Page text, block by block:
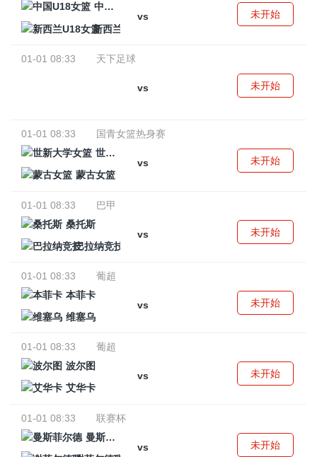
中国U18女篮
vs
新西兰U18女篮
未开始
01-01 08:33 天下足球
vs 未开始
01-01 08:33
国青女篮热身赛
世新大学女篮
vs
蒙古女篮
未开始
01-01 08:33
巴甲
桑托斯
vs
巴拉纳竞技
未开始
01-01 08:33
葡超
本菲卡
vs
维塞乌
未开始
01-01 08:33
葡超
波尔图
vs
艾华卡
未开始
01-01 08:33
联赛杯
曼斯菲尔德
vs
未开始